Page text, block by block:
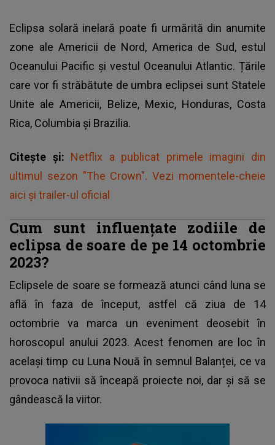
Eclipsa solară inelară poate fi urmărită din anumite
zone ale Americii de Nord, America de Sud, estul
Oceanului Pacific și vestul Oceanului Atlantic. Țările
care vor fi străbătute de umbra eclipsei sunt Statele
Unite ale Americii, Belize, Mexic, Honduras, Costa
Rica, Columbia și Brazilia.
Citește și: Netflix a publicat primele imagini din
ultimul sezon "The Crown". Vezi momentele-cheie
aici și trailer-ul oficial
Cum sunt influențate zodiile de
eclipsa de soare de pe 14 octombrie
2023?
Eclipsele de soare se formează atunci când luna se
află în faza de început, astfel că ziua de 14
octombrie va marca un eveniment deosebit în
horoscopul anului 2023. Acest fenomen are loc în
același timp cu Luna Nouă în semnul Balanței, ce va
provoca nativii să înceapă proiecte noi, dar și să se
gândească la viitor.